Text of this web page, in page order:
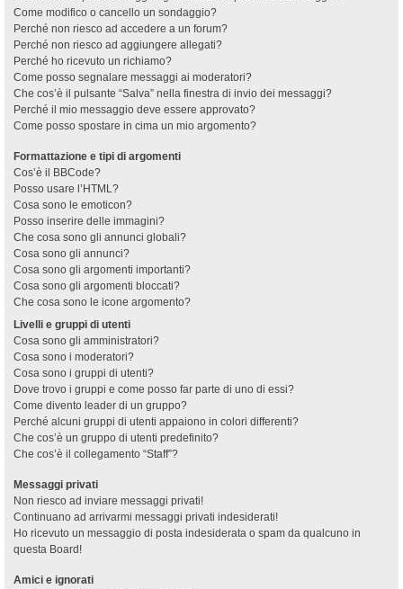
Come modifico o cancello un sondaggio?
Perché non riesco ad accedere a un forum?
Perché non riesco ad aggiungere allegati?
Perché ho ricevuto un richiamo?
Come posso segnalare messaggi ai moderatori?
Che cos’è il pulsante “Salva” nella finestra di invio dei messaggi?
Perché il mio messaggio deve essere approvato?
Come posso spostare in cima un mio argomento?
Formattazione e tipi di argomenti
Cos’è il BBCode?
Posso usare l’HTML?
Cosa sono le emoticon?
Posso inserire delle immagini?
Che cosa sono gli annunci globali?
Cosa sono gli annunci?
Cosa sono gli argomenti importanti?
Cosa sono gli argomenti bloccati?
Che cosa sono le icone argomento?
Livelli e gruppi di utenti
Cosa sono gli amministratori?
Cosa sono i moderatori?
Cosa sono i gruppi di utenti?
Dove trovo i gruppi e come posso far parte di uno di essi?
Come divento leader di un gruppo?
Perché alcuni gruppi di utenti appaiono in colori differenti?
Che cos’è un gruppo di utenti predefinito?
Che cos’è il collegamento “Staff”?
Messaggi privati
Non riesco ad inviare messaggi privati!
Continuano ad arrivarmi messaggi privati indesiderati!
Ho ricevuto un messaggio di posta indesiderata o spam da qualcuno in
questa Board!
Amici e ignorati